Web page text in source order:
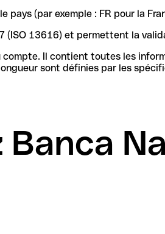
(par exemple : FR pour la
(ISO 13616) et permettent la
Il contient toutes les
bancaire en Italie pour identifier de manière